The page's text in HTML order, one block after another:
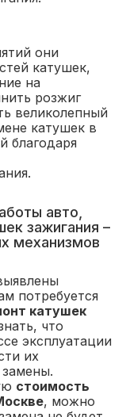
они
катушек,
на
розжиг
великолепный
катушек в
благодаря
авто,
зажигания –
механизмов
потребуется
катушек
что
эксплуатации
их
стоимость
, можно